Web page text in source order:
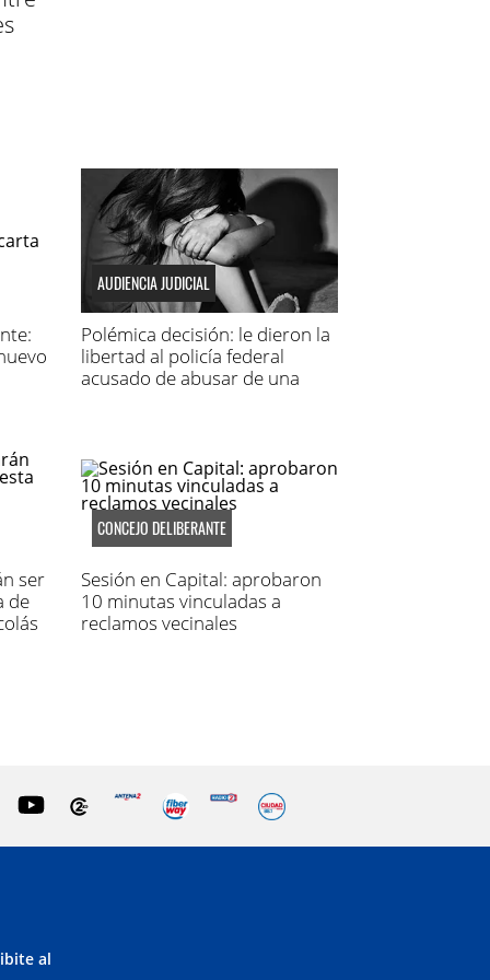
AUDIENCIA JUDICIAL
Polémica decisión: le dieron la
libertad al policía federal
acusado de abusar de una
ser
de
CONCEJO DELIBERANTE
Sesión en Capital: aprobaron
10 minutas vinculadas a
reclamos vecinales
al